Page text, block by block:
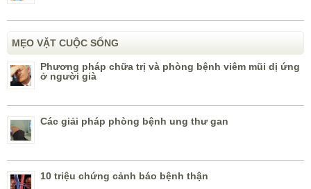
MẸO VẶT CUỘC SỐNG
Phương pháp chữa trị và phòng bệnh viêm mũi dị ứng
ở người già
Các giải pháp phòng bệnh ung thư gan
10 triệu chứng cảnh báo bệnh thận